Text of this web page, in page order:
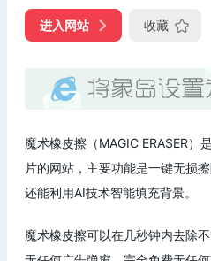
进入网站 收藏
魔术橡皮擦（MAGIC ERASER）
片的网站，主要功能是一键无损
还能利用AI技术智能填充背景。
魔术橡皮擦可以在几秒钟内去除